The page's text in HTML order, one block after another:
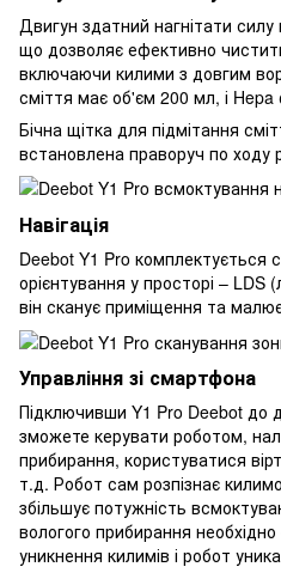
Двигун здатний нагнітати
що дозволяє ефективно
включаючи килими з довгим
сміття має об'єм 200 мл, і
Бічна щітка для підмітання
встановлена ​​праворуч по ходу
Навігація
Deebot Y1 Pro комплектується
орієнтування у просторі – LDS
він сканує приміщення та
Управління зі смартфона
Підключивши Y1 Pro Deebot до
зможете керувати роботом,
прибирання, користуватися
т.д. Робот сам розпізнає
збільшує потужність
вологого прибирання
уникнення килимів і робот